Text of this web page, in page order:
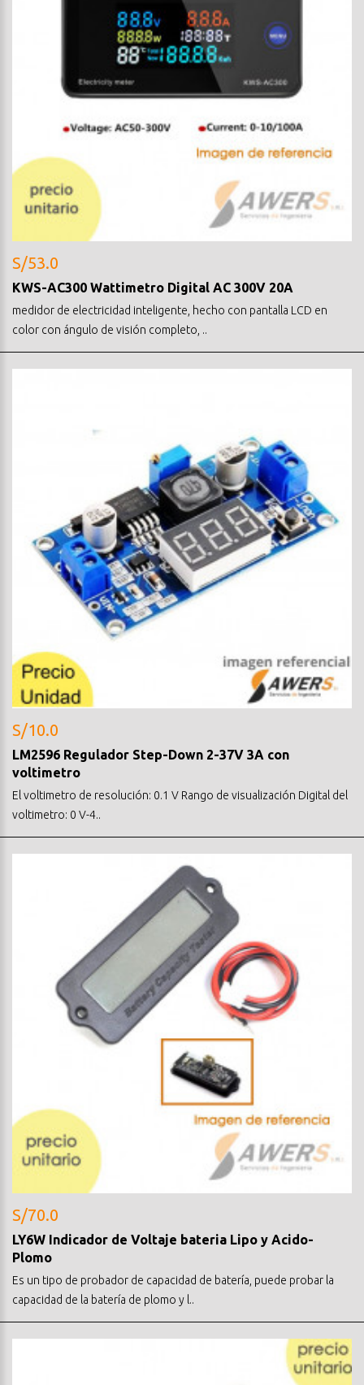
S/53.0
KWS-AC300 Wattimetro Digital AC 300V 20A
medidor de electricidad inteligente, hecho con pantalla LCD en
color con ángulo de visión completo, ..
S/10.0
LM2596 Regulador Step-Down 2-37V 3A con
voltimetro
El voltimetro de resolución: 0.1 V Rango de visualización Digital del
voltimetro: 0 V-4..
S/70.0
LY6W Indicador de Voltaje bateria Lipo y Acido-
Plomo
Es un tipo de probador de capacidad de batería, puede probar la
capacidad de la batería de plomo y l..